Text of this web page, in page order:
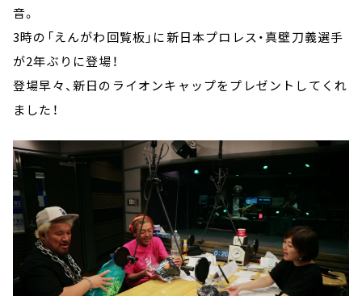
音。
3時の「えんがわ回覧板」に新日本プロレス・真壁刀義選手
が2年ぶりに登場！
登場早々、新日のライオンキャップをプレゼントしてくれ
ました！